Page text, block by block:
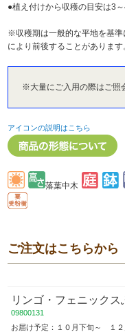
●植え付けから収穫の目安は3～
※収穫期は一般的な平地を基
により前後することがあります
※大量にご入用の際はご照
アイコンの説明はこちら
落葉中木
ご注文はこちらから
リンゴ・フェニックス
09800131
お届け予定：１０月下旬～ １２